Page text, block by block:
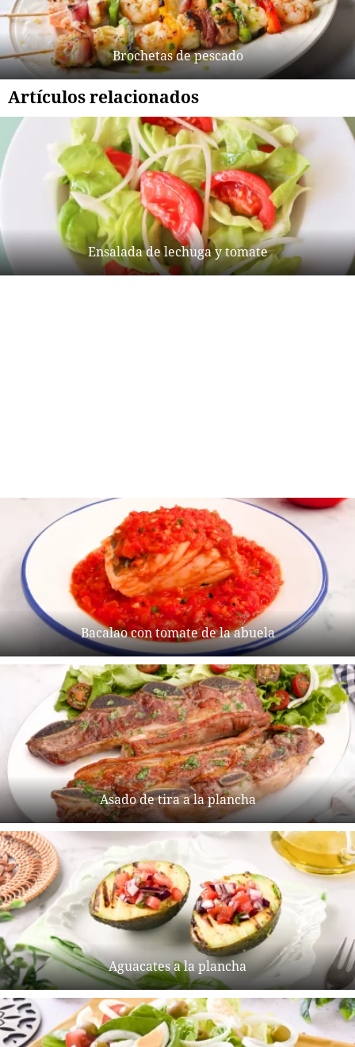
Brochetas de pescado
Artículos relacionados
Ensalada de lechuga y tomate
Bacalao con tomate de la abuela
Asado de tira a la plancha
Aguacates a la plancha